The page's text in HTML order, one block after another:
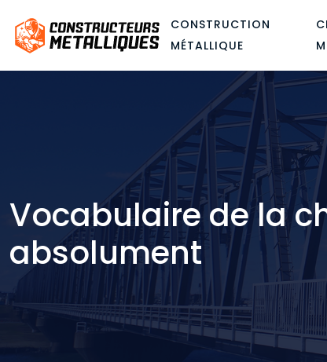
CONSTRUCTION
MÉTALLIQUE
Vocabulaire de la
absolument